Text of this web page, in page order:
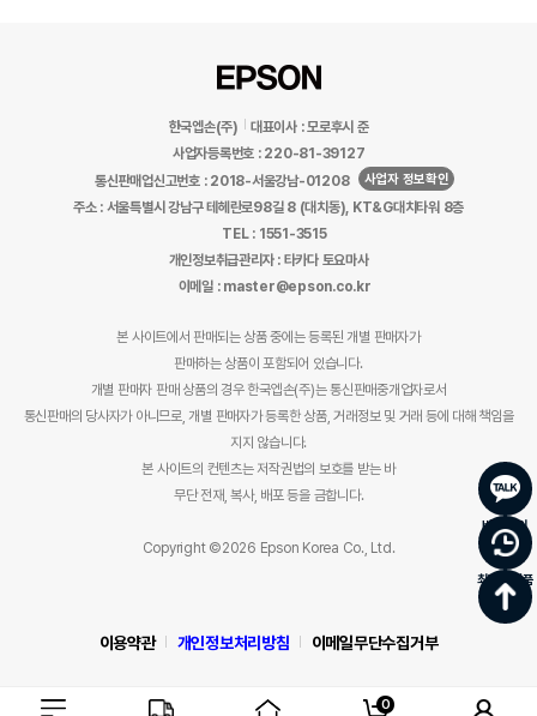
0
한국엡손(주)
대표이사 : 모로후시 준
사업자등록번호 : 220-81-39127
통신판매업신고번호 : 2018-서울강남-01208
사업자 정보확인
주소 : 서울특별시 강남구 테헤란로98길 8 (대치동), KT&G대치타워 8층
TEL : 1551-3515
개인정보취급관리자 : 타카다 토요마사
이메일 : master@epson.co.kr
본 사이트에서 판매되는 상품 중에는 등록된 개별 판매자가
판매하는 상품이 포함되어 있습니다.
개별 판매자 판매 상품의 경우 한국엡손(주)는 통신판매중개업자로서
통신판매의 당사자가 아니므로, 개별 판매자가 등록한 상품, 거래정보 및 거래 등에 대해 책임을
지지 않습니다.
본 사이트의 컨텐츠는 저작권법의 보호를 받는 바
무단 전재, 복사, 배포 등을 금합니다.
Copyright ©2026 Epson Korea Co., Ltd.
이용약관 개인정보처리방침 이메일무단수집거부
바로문의
최근 본 상품